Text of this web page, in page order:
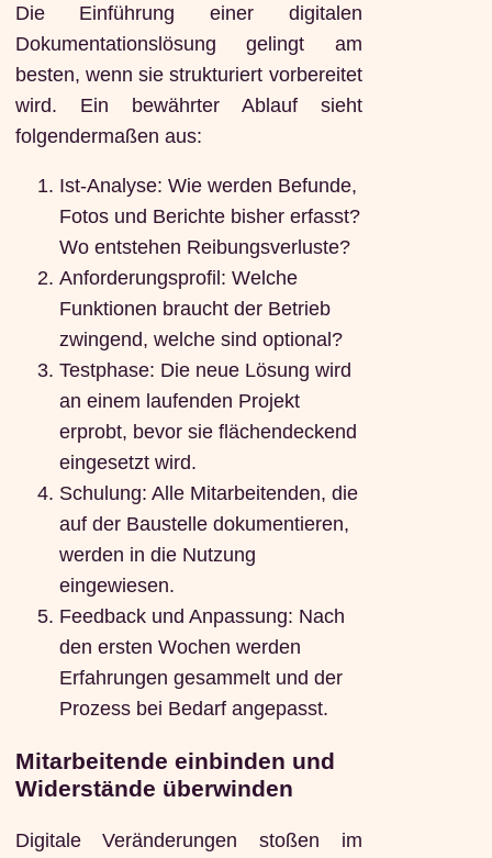
Die Einführung einer digitalen
Dokumentationslösung gelingt am
besten, wenn sie strukturiert vorbereitet
wird. Ein bewährter Ablauf sieht
folgendermaßen aus:
Ist-Analyse: Wie werden Befunde,
Fotos und Berichte bisher erfasst?
Wo entstehen Reibungsverluste?
Anforderungsprofil: Welche
Funktionen braucht der Betrieb
zwingend, welche sind optional?
Testphase: Die neue Lösung wird
an einem laufenden Projekt
erprobt, bevor sie flächendeckend
eingesetzt wird.
Schulung: Alle Mitarbeitenden, die
auf der Baustelle dokumentieren,
werden in die Nutzung
eingewiesen.
Feedback und Anpassung: Nach
den ersten Wochen werden
Erfahrungen gesammelt und der
Prozess bei Bedarf angepasst.
Mitarbeitende einbinden und
Widerstände überwinden
Digitale Veränderungen stoßen im